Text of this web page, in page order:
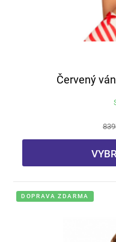
Červený
839
DOPRAVA ZDARMA